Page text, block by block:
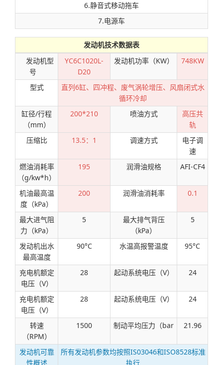
6.静音式移动拖车
7.电源车
发动机技术数据表
发动机型
号
YC6C1020L-
D20
发动机功率（KW） 748KW
型式
直列6缸、四冲程、废气涡轮增压、风扇闭式水
循环冷却
缸径/行程
（mm）
200*210 喷油方式
高压共
轨
压缩比
13.5：1 调速方式
电子调
速
燃油消耗率
（g/kw*h）
195 润滑油规格 AFI-CF4
机油最高温
度（kPa）
200 润滑油消耗率 0.1
最大进气阻
力（kPa）
5
最大排气背压
（kPa）
5
发动机出水
最高温度
90°C 水温高报警温度 95°C
充电机额定
电压（V）
28 起动系统电压（V） 24
充电机额定
电压（V）
28 起动系统电压（V） 24
转速
（RPM）
1500 制动平均压力（bar 21.96
发动机可靠
性概述
所有发动机参数均按照IS03046和ISO8528标准
执行